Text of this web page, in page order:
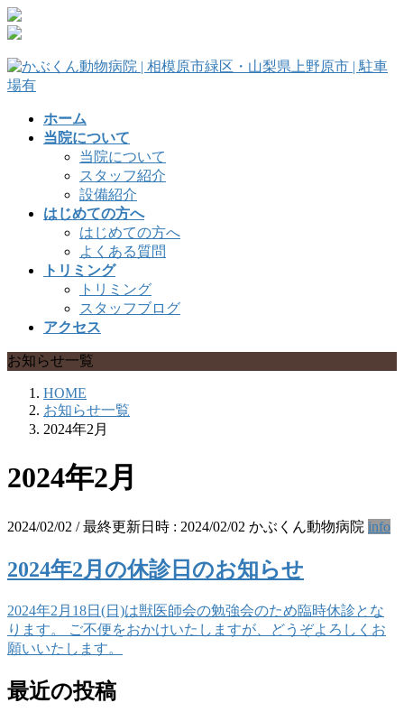
コ
ン
ン
ツ
ナ
ビ
ー
シ
ホーム
当院について
当院について
スタッフ紹介
設備紹介
はじめての方へ
はじめての方へ
よくある質問
トリミング
トリミング
スタッフブログ
アクセス
お知らせ一覧
HOME
お知らせ一覧
2024年2月
2024年2月
2024/02/02 / 最終更新日時 : 2024/02/02 かぶくん動物病院 info
2024年2月の休診日のお知らせ
2024年2月18日(日)は獣医師会の勉強会のため臨時休診とな
ります。 ご不便をおかけいたしますが、どうぞよろしくお
願いいたします。
最近の投稿